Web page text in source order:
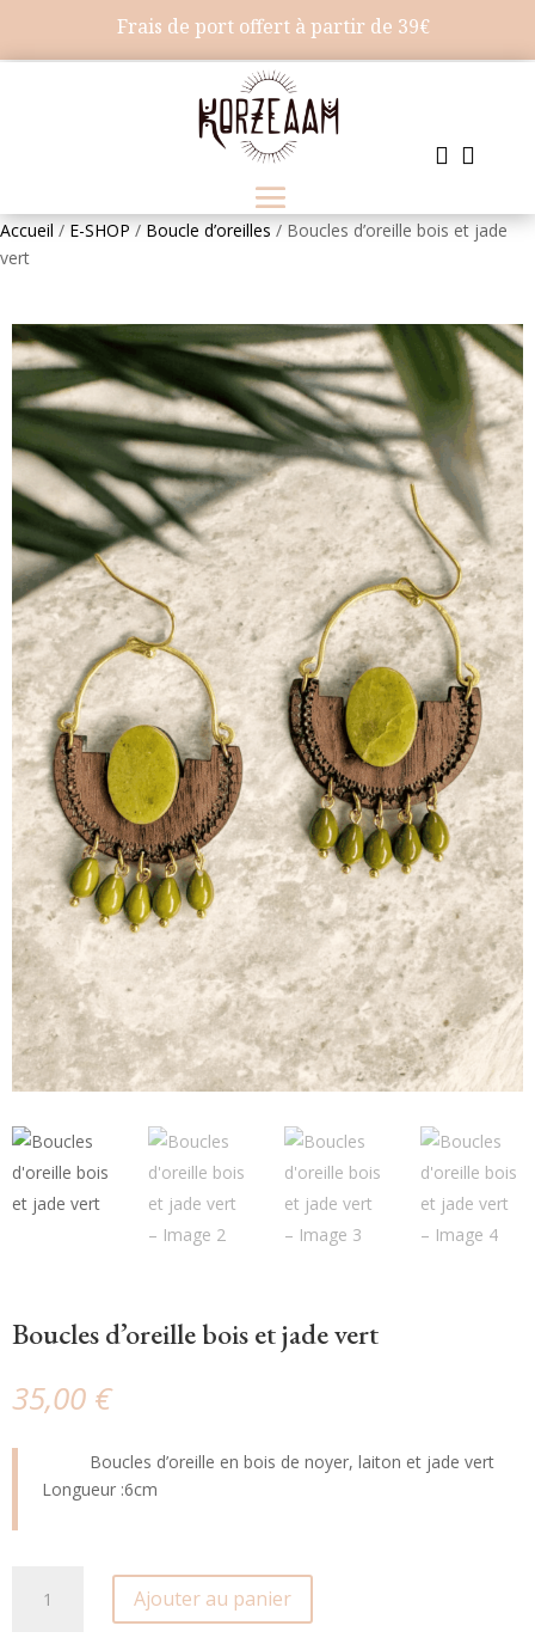
Frais de port offert à partir de 39€
 
Accueil / E-SHOP / Boucle d’oreilles / Boucles d’oreille bois et jade
vert
Boucles d’oreille bois et jade vert
35,00 €
Boucles d’oreille en bois de noyer, laiton et jade vert
Longueur :6cm
Ajouter au panier